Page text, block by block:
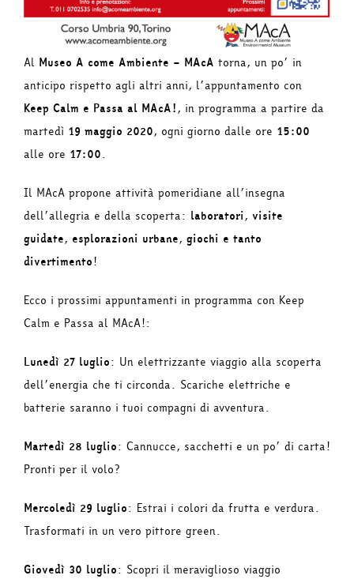
Al Museo A come Ambiente – MAcA torna, un po’ in
anticipo rispetto agli altri anni, l’appuntamento con
Keep Calm e Passa al MAcA!, in programma a partire da
martedì 19 maggio 2020, ogni giorno dalle ore 15:00
alle ore 17:00.
Il MAcA propone attività pomeridiane all’insegna
dell’allegria e della scoperta: laboratori, visite
guidate, esplorazioni urbane, giochi e tanto
divertimento!
Ecco i prossimi appuntamenti in programma con Keep
Calm e Passa al MAcA!:
Lunedì 27 luglio: Un elettrizzante viaggio alla scoperta
dell’energia che ti circonda. Scariche elettriche e
batterie saranno i tuoi compagni di avventura.
Martedì 28 luglio: Cannucce, sacchetti e un po’ di carta!
Pronti per il volo?
Mercoledì 29 luglio: Estrai i colori da frutta e verdura.
Trasformati in un vero pittore green.
Giovedì 30 luglio: Scopri il meraviglioso viaggio